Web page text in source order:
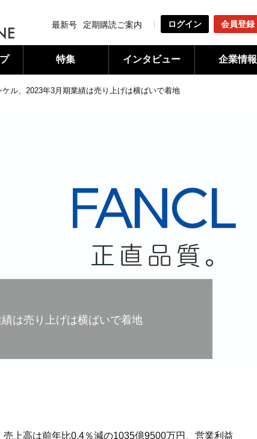
最新号 定期購読ご案内 ログイン 会員登録
特集 インタビュー 企業情報
ケル、2023年3月期業績は売り上げは横ばいで着地
は売り上げは横ばいで着地
上高は前年比0.4％減の1035億9500万円、営業利益